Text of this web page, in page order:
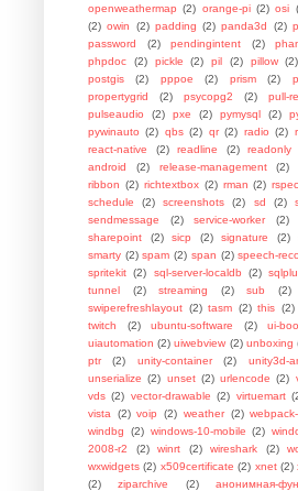
openweathermap (2) orange-pi (2) osi
(2) owin (2) padding (2) panda3d (2)
password
(2) pendingintent (2)
phpdoc
(2) pickle (2) pil (2) pillow (2)
postgis
(2) pppoe (2) prism (2)
propertygrid
(2) psycopg2 (2) pull-
pulseaudio
(2) pxe (2) pymysql (2)
pywinauto (2) qbs (2) qr (2) radio (2)
react-native
(2) readline (2) readonly
android
(2) release-management (2)
ribbon (2) richtextbox (2) rman (2) rspec
schedule
(2) screenshots (2) sd (2)
sendmessage
(2) service-worker (2)
sharepoint
(2) sicp (2) signature (2)
smarty (2) spam (2) span (2) speech-
spritekit (2) sql-server-localdb (2)
tunnel
(2) streaming (2) sub (2)
swiperefreshlayout (2) tasm (2) this (2)
twitch
(2) ubuntu-software (2) ui-
uiautomation (2) uiwebview (2) unboxing
ptr
(2) unity-container (2) unity3d-
unserialize (2) unset (2) urlencode (2)
vds (2) vector-drawable (2) virtuemart
vista
(2) voip (2) weather (2)
windbg
(2) windows-10-mobile (2)
2008-r2
(2) winrt (2) wireshark (2)
wxwidgets (2) x509certificate (2) xnet (2)
(2)
ziparchive (2) анонимная-